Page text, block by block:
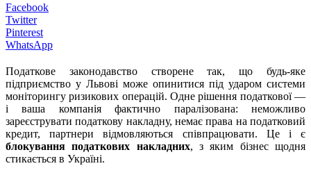
Facebook
Twitter
Pinterest
WhatsApp
Податкове законодавство створене так, що будь-яке
підприємство у Львові може опинитися під ударом системи
моніторингу ризикових операцій. Одне рішення податкової —
і ваша компанія фактично паралізована: неможливо
зареєструвати податкову накладну, немає права на податковий
кредит, партнери відмовляються співпрацювати. Це і є
блокування податкових накладних, з яким бізнес щодня
стикається в Україні.